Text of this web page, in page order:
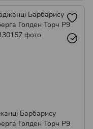
Барбарису
Голден Торч Р9